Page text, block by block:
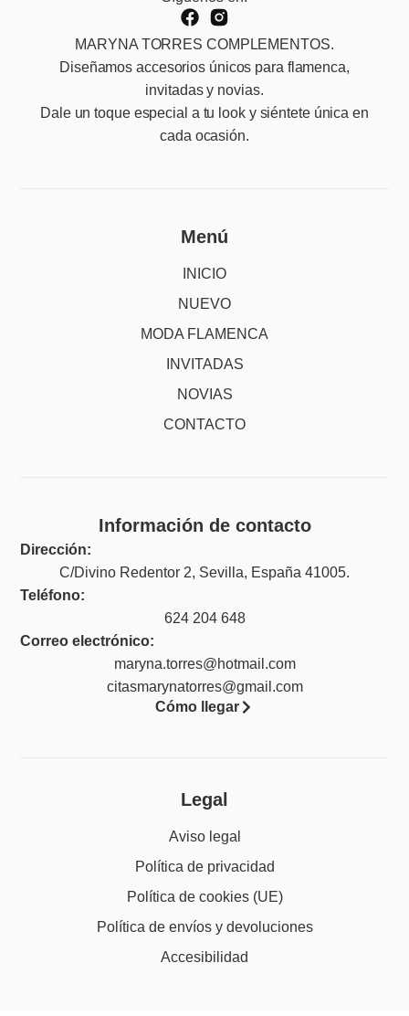
MARYNA TORRES COMPLEMENTOS.
Diseñamos accesorios únicos para flamenca,
invitadas y novias.
Dale un toque especial a tu look y siéntete única en
cada ocasión.
Menú
INICIO
NUEVO
MODA FLAMENCA
INVITADAS
NOVIAS
CONTACTO
Información de contacto
Dirección:
C/Divino Redentor 2, Sevilla, España 41005.
Teléfono:
624 204 648
Correo electrónico:
maryna.torres@hotmail.com
citasmarynatorres@gmail.com
Cómo llegar
Legal
Aviso legal
Política de privacidad
Política de cookies (UE)
Política de envíos y devoluciones
Accesibilidad